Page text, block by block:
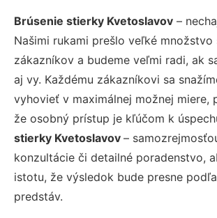
Brúsenie stierky Kvetoslavov –
Našimi rukami prešlo veľké
zákazníkov a budeme veľmi radi, ak
aj vy. Každému zákazníkovi sa
vyhovieť v maximálnej možnej miere,
že osobný prístup je kľúčom k
stierky Kvetoslavov –
konzultácie či detailné poradenstvo,
istotu, že výsledok bude presne
predstáv.